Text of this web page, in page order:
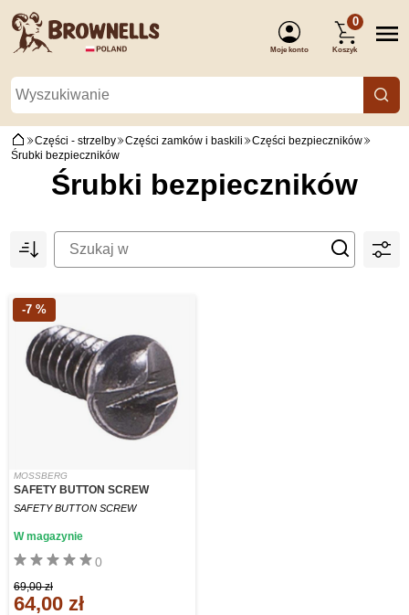
Moje konto
0
Koszyk
Części - strzelby Części zamków i baskili
Części bezpieczników
Śrubki bezpieczników
Śrubki bezpieczników
-7 %
MOSSBERG
SAFETY BUTTON SCREW
SAFETY BUTTON SCREW
0
W magazynie
69,00 zł
64,00 zł